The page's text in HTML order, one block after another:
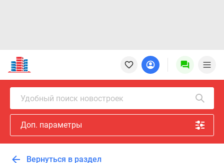
Новостройки
Квартиры
Ипотека
Новостройки
Москвы
Новостройки
Подмосковья
Новостройки
Удобный поиск новостроек
Доп. параметры
Вернуться в раздел